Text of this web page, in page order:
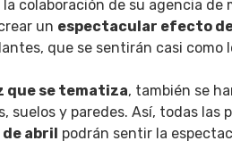
colaboración de su agencia de
un espectacular efecto
que se sentirán casi como
que se tematiza, también se
suelos y paredes. Así, todas las
de abril podrán sentir la